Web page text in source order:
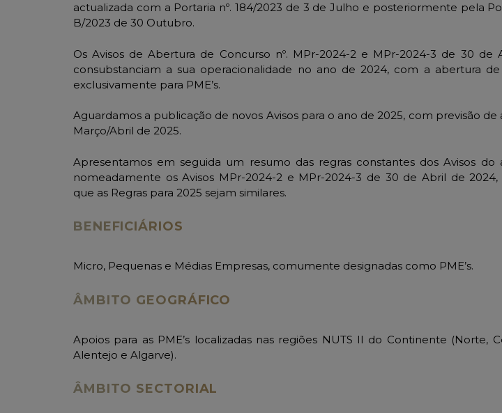
actualizada com a Portaria nº. 184/2023 de 3 de Julho e posteriormente pela
B/2023 de 30 Outubro.
Os Avisos de Abertura de Concurso nº. MPr-2024-2 e MPr-2024-3 de 30 de
consubstanciam a sua operacionalidade no ano de 2024, com a abertura de
exclusivamente para PME’s.
Aguardamos a publicação de novos Avisos para o ano de 2025, com previsão de
Março/Abril de 2025.
Apresentamos em seguida um resumo das regras constantes dos Avisos do
nomeadamente os Avisos MPr-2024-2 e MPr-2024-3 de 30 de Abril de 2024,
que as Regras para 2025 sejam similares.
BENEFICIÁRIOS
Micro, Pequenas e Médias Empresas, comumente designadas como PME’s.
ÂMBITO GEOGRÁFICO
Apoios para as PME’s localizadas nas regiões NUTS II do Continente (Norte,
Alentejo e Algarve).
ÂMBITO SECTORIAL